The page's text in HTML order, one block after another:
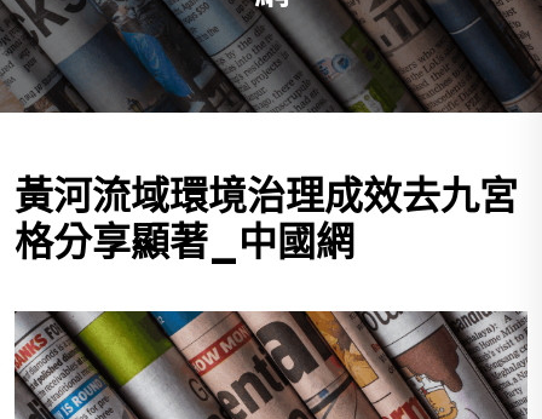
黃河流域環境治理成效去九宮
格分享顯著_中國網